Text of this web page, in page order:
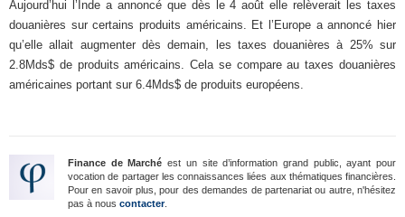
Aujourd’hui l’Inde a annoncé que dès le 4 août elle relèverait les taxes
douanières sur certains produits américains. Et l’Europe a annoncé hier
qu’elle allait augmenter dès demain, les taxes douanières à 25% sur
2.8Mds$ de produits américains. Cela se compare au taxes douanières
américaines portant sur 6.4Mds$ de produits européens.
Finance de Marché est un site d’information grand public, ayant pour
vocation de partager les connaissances liées aux thématiques financières.
Pour en savoir plus, pour des demandes de partenariat ou autre, n'hésitez
pas à nous contacter.